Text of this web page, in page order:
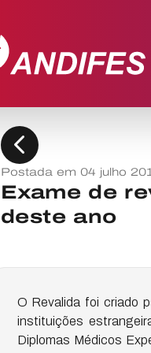
chevron_left
Postada em 04 julho
Exame de
deste ano
O Revalida foi criado
instituições
Diplomas Médicos